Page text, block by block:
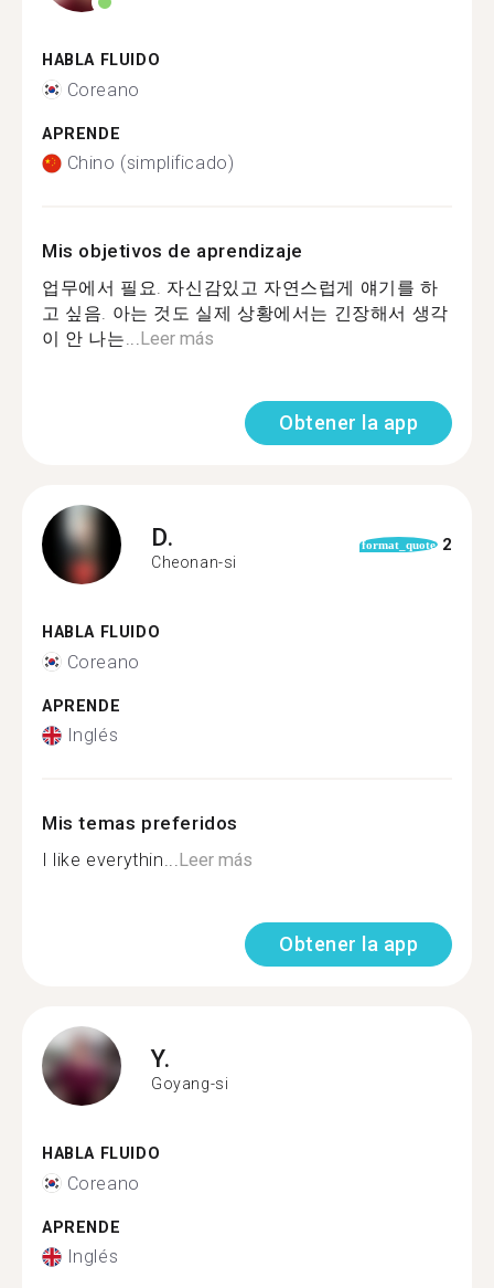
HABLA FLUIDO
Coreano
APRENDE
Chino (simplificado)
Mis objetivos de aprendizaje
업무에서 필요. 자신감있고 자연스럽게 얘기를 하
고 싶음. 아는 것도 실제 상황에서는 긴장해서 생각
이 안 나는...Leer más
Obtener la app
D.
Cheonan-si
format_quote 2
HABLA FLUIDO
Coreano
APRENDE
Inglés
Mis temas preferidos
I like everythin...Leer más
Obtener la app
Y.
Goyang-si
HABLA FLUIDO
Coreano
APRENDE
Inglés